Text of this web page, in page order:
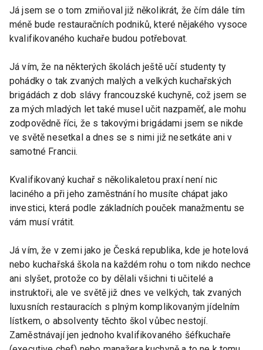
Já jsem se o tom zmiňoval již několikrát, že čím dále tím
méně bude restauračních podniků, které nějakého vysoce
kvalifikovaného kuchaře budou potřebovat.
Já vím, že na některých školách ještě učí studenty ty
pohádky o tak zvaných malých a velkých kuchařských
brigádách z dob slávy francouzské kuchyně, což jsem se
za mých mladých let také musel učit nazpaměť, ale mohu
zodpovědně říci, že s takovými brigádami jsem se nikde
ve světě nesetkal a dnes se s nimi již nesetkáte ani v
samotné Francii.
Kvalifikovaný kuchař s několikaletou praxí není nic
laciného a při jeho zaměstnání ho musíte chápat jako
investici, která podle základních pouček manažmentu se
vám musí vrátit.
Já vím, že v zemi jako je Česká republika, kde je hotelová
nebo kuchařská škola na každém rohu o tom nikdo nechce
ani slyšet, protože co by dělali všichni ti učitelé a
instruktoři, ale ve světě již dnes ve velkých, tak zvaných
luxusních restauracích s plným komplikovaným jídelním
lístkem, o absolventy těchto škol vůbec nestojí.
Zaměstnávají jen jednoho kvalifikovaného šéfkuchaře